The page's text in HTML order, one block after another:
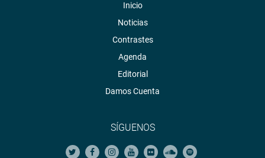
Inicio
Noticias
Contrastes
Agenda
Editorial
Damos Cuenta
SÍGUENOS